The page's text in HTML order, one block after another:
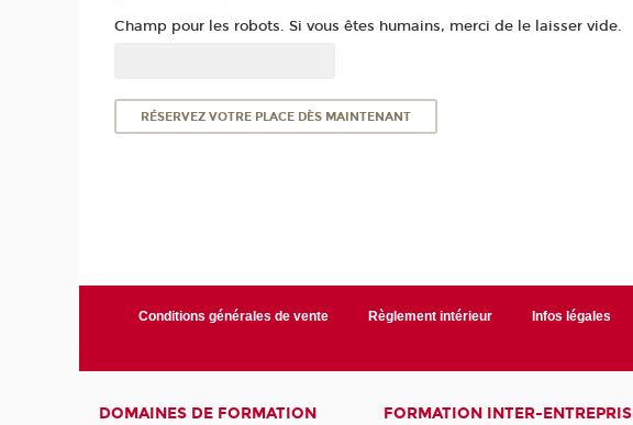
Champ pour les robots. Si vous êtes humains, merci de le laisser vide.
Conditions générales de vente Règlement intérieur Infos légales
DOMAINES DE FORMATION FORMATION INTER-